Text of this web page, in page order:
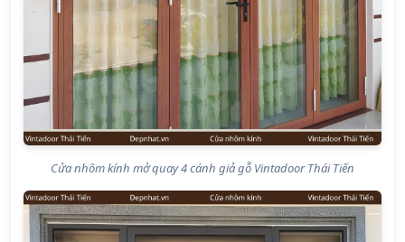
Cửa nhôm kính mở quay 4 cánh giả gỗ Vintadoor Thái Tiến